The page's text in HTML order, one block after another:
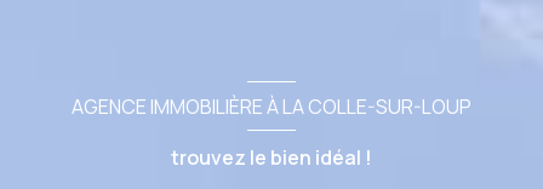
AGENCE IMMOBILIÈRE À LA COLLE-SUR-LOUP
trouvez le bien idéal !